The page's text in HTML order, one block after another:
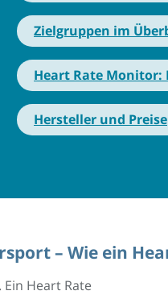
Zielgruppen im
Heart Rate Monitor:
Hersteller und Preise
– Wie ein
Heart Rate